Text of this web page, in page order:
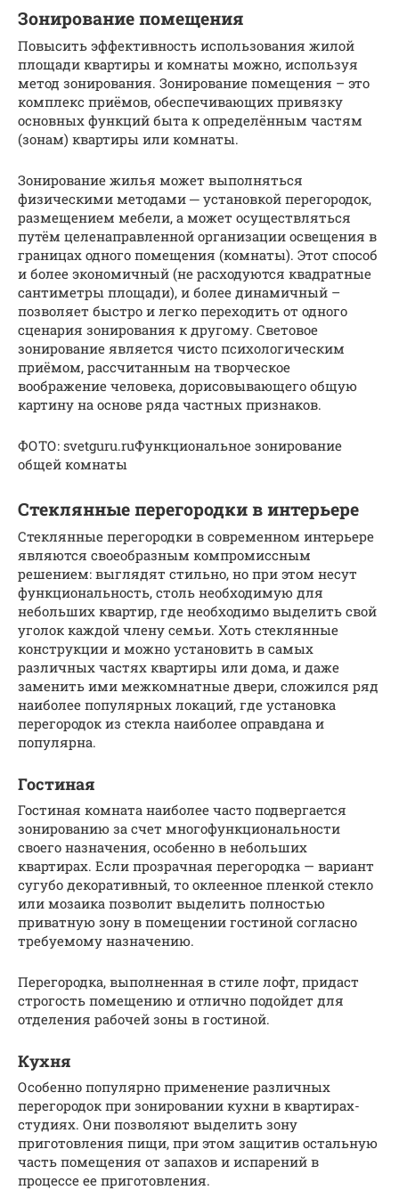
Зонирование помещения
Повысить эффективность использования жилой
площади квартиры и комнаты можно, используя
метод зонирования. Зонирование помещения – это
комплекс приёмов, обеспечивающих привязку
основных функций быта к определённым частям
(зонам) квартиры или комнаты.
Зонирование жилья может выполняться
физическими методами ─ установкой перегородок,
размещением мебели, а может осуществляться
путём целенаправленной организации освещения в
границах одного помещения (комнаты). Этот способ
и более экономичный (не расходуются квадратные
сантиметры площади), и более динамичный –
позволяет быстро и легко переходить от одного
сценария зонирования к другому. Световое
зонирование является чисто психологическим
приёмом, рассчитанным на творческое
воображение человека, дорисовывающего общую
картину на основе ряда частных признаков.
ФОТО: svetguru.ruФункциональное зонирование
общей комнаты
Стеклянные перегородки в интерьере
Стеклянные перегородки в современном интерьере
являются своеобразным компромиссным
решением: выглядят стильно, но при этом несут
функциональность, столь необходимую для
небольших квартир, где необходимо выделить свой
уголок каждой члену семьи. Хоть стеклянные
конструкции и можно установить в самых
различных частях квартиры или дома, и даже
заменить ими межкомнатные двери, сложился ряд
наиболее популярных локаций, где установка
перегородок из стекла наиболее оправдана и
популярна.
Гостиная
Гостиная комната наиболее часто подвергается
зонированию за счет многофункциональности
своего назначения, особенно в небольших
квартирах. Если прозрачная перегородка — вариант
сугубо декоративный, то оклеенное пленкой стекло
или мозаика позволит выделить полностью
приватную зону в помещении гостиной согласно
требуемому назначению.
Перегородка, выполненная в стиле лофт, придаст
строгость помещению и отлично подойдет для
отделения рабочей зоны в гостиной.
Кухня
Особенно популярно применение различных
перегородок при зонировании кухни в квартирах-
студиях. Они позволяют выделить зону
приготовления пищи, при этом защитив остальную
часть помещения от запахов и испарений в
процессе ее приготовления.